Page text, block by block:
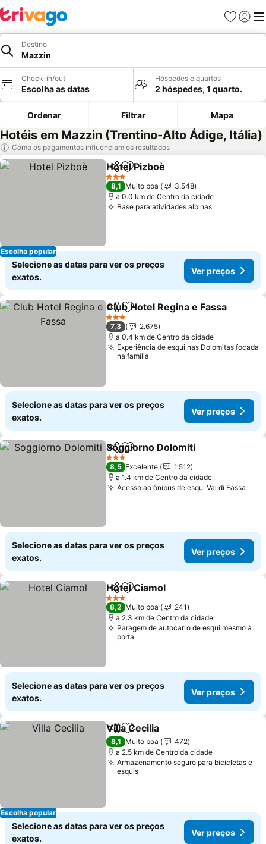
Favoritos
Iniciar
Destino
Mazzin
Check-in/out
Escolha as datas
Hóspedes e quartos
2 hóspedes, 1 quarto.
Ordenar Filtrar Mapa
Hotéis em Mazzin (Trentino-Alto Ádige, Itália)
Como os pagamentos influenciam os resultados
Escolha popular
PartilharAdicionar aos favoritos
Hotel Pizboè
3 Estrelas
8,1 Muito boa
3.548
a 0.0 km de Centro da cidade
Base para atividades alpinasVer preços
Selecione as datas para ver os preços
exatos.
Ver preços
PartilharAdicionar aos favoritos
Club Hotel Regina e Fassa
3 Estrelas
7,3
2.675
a 0.4 km de Centro da cidade
Experiência de esqui nas Dolomitas focada
na família
Selecione as datas para ver os preços
exatos.
Ver preços
PartilharAdicionar aos favoritos
Soggiorno Dolomiti
3 Estrelas
8,5 Excelente
1.512
a 1.4 km de Centro da cidade
Acesso ao ônibus de esqui Val di Fassa
Selecione as datas para ver os preços
exatos.
Ver preços
PartilharAdicionar aos favoritos
Hotel Ciamol
3 Estrelas
8,2 Muito boa
241
a 2.3 km de Centro da cidade
Paragem de autocarro de esqui mesmo à
porta
Selecione as datas para ver os preços
exatos.
Ver preços
Escolha popular
PartilharAdicionar aos favoritos
Villa Cecilia
8,1 Muito boa
472
a 2.5 km de Centro da cidade
Armazenamento seguro para bicicletas e
esquis
Selecione as datas para ver os preços
exatos.
Ver preços